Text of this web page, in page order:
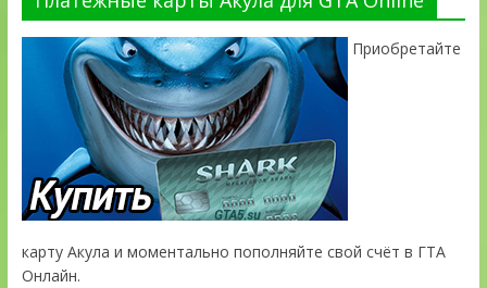
Приобретайте
карту Акула и моментально пополняйте свой счёт в ГТА
Онлайн.